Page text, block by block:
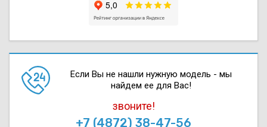
Если Вы не нашли нужную модель - мы
найдем ее для Вас!
звоните!
+7 (4872) 38-47-56